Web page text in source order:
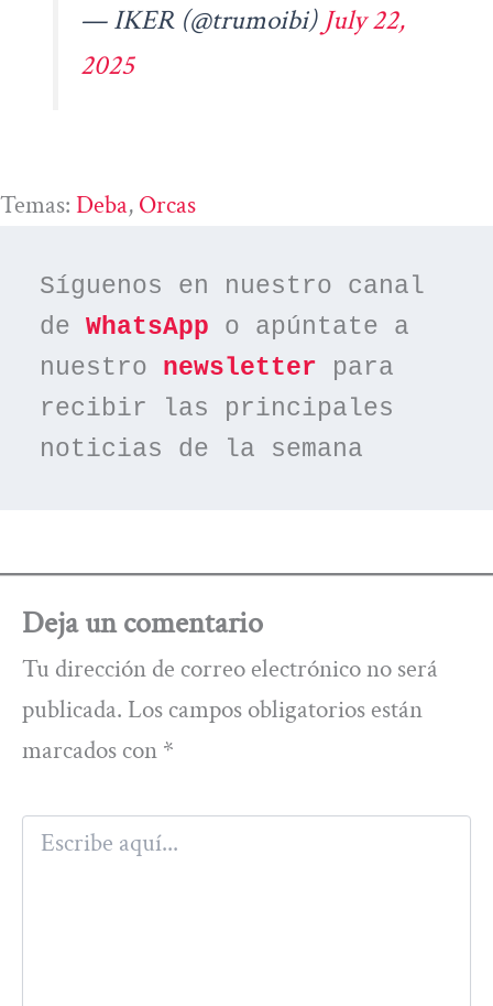
— IKER (@trumoibi) July 22,
2025
Temas: Deba, Orcas
Síguenos en nuestro canal
de WhatsApp o apúntate a
nuestro newsletter para
recibir las principales
noticias de la semana
Deja un comentario
Tu dirección de correo electrónico no será
publicada. Los campos obligatorios están
marcados con *
Escribe
aquí...